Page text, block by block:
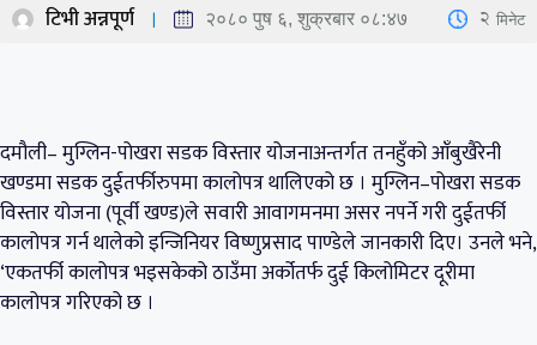
टिभी अन्नपूर्ण २०८० पुष ६, शुक्रबार ०८:४७ 2 मिनेट
दमौली– मुग्लिन-पोखरा सडक विस्तार योजनाअन्तर्गत तनहुँको आँबुखैरेनी
खण्डमा सडक दुईतर्फीरुपमा कालोपत्र थालिएको छ । मुग्लिन–पोखरा सडक
विस्तार योजना (पूर्वी खण्ड)ले सवारी आवागमनमा असर नपर्ने गरी दुईतर्फी
कालोपत्र गर्न थालेको इन्जिनियर विष्णुप्रसाद पाण्डेले जानकारी दिए। उनले भने,
‘एकतर्फी कालोपत्र भइसकेको ठाउँमा अर्कोतर्फ दुई किलोमिटर दूरीमा
कालोपत्र गरिएको छ ।